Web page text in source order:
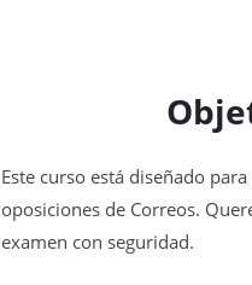
Este curso está diseñado
oposiciones de Correos.
examen con seguridad.